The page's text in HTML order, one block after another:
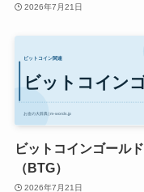
2026年7月21日
ビットコインゴールド
（BTG）
2026年7月21日